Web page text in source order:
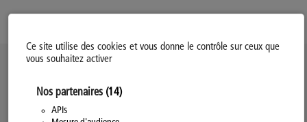
Ce site utilise des cookies et vous donne le contrôle sur ceux que
vous souhaitez activer
Nos partenaires (14)
APIs
Modifiez votre consentement